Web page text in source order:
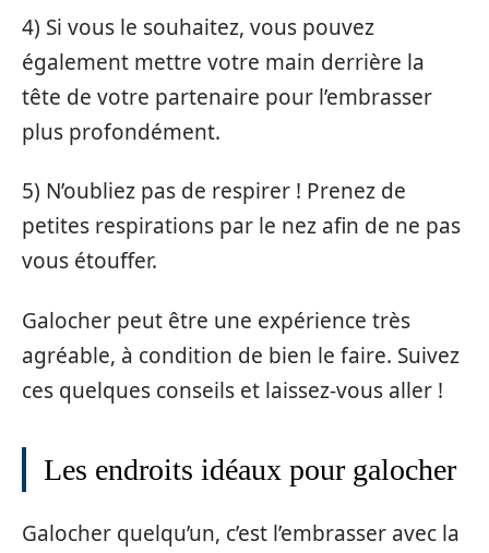
4) Si vous le souhaitez, vous pouvez
également mettre votre main derrière la
tête de votre partenaire pour l’embrasser
plus profondément.
5) N’oubliez pas de respirer ! Prenez de
petites respirations par le nez afin de ne pas
vous étouffer.
Galocher peut être une expérience très
agréable, à condition de bien le faire. Suivez
ces quelques conseils et laissez-vous aller !
Les endroits idéaux pour galocher
Galocher quelqu’un, c’est l’embrasser avec la